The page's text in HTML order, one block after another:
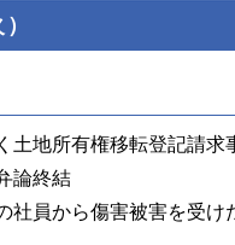
土地所有権移転登記請
論終結
社員から傷害被害を受け